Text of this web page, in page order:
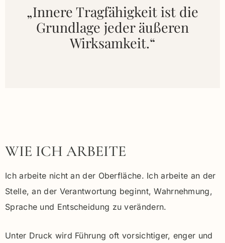
„Innere Tragfähigkeit ist die
Grundlage jeder äußeren
Wirksamkeit.“
WIE ICH ARBEITE
Ich arbeite nicht an der Oberfläche. Ich arbeite an der
Stelle, an der Verantwortung beginnt, Wahrnehmung,
Sprache und Entscheidung zu verändern.
Unter Druck wird Führung oft vorsichtiger, enger und